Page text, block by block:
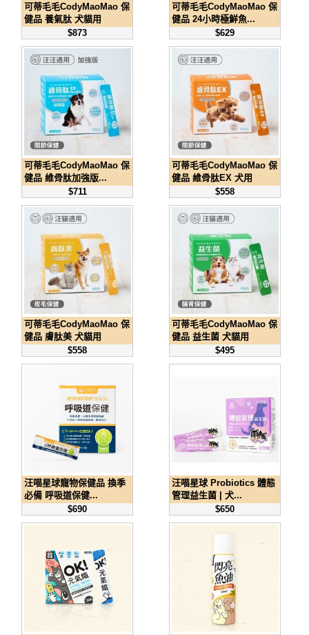
可蒂毛毛CodyMaoMao 保
健品 養氣肽 犬貓用
$873
可蒂毛毛CodyMaoMao 保
健品 24小時極鮮魚...
$629
可蒂毛毛CodyMaoMao 保
健品 維骨肽加強版...
$711
可蒂毛毛CodyMaoMao 保
健品 維骨肽EX 犬用
$558
可蒂毛毛CodyMaoMao 保
健品 膚肽美 犬貓用
$558
可蒂毛毛CodyMaoMao 保
健品 益生菌 犬貓用
$495
汪喵星球寵物保健品 換季
必備 呼吸道保健...
$690
汪喵星球 Probiotics 體態
管理益生菌 | 犬...
$650